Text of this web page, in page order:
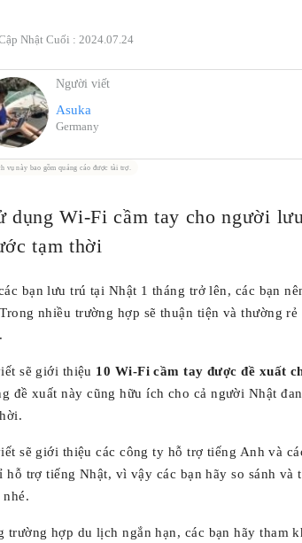
Nhật Cuối : 2024.07.24
Người viết
Asuka
Germany
vụ này bao gồm quảng cáo được tài trợ.
dụng Wi-Fi cầm tay cho người
tạm thời
bạn lưu trú tại Nhật 1 tháng trở lên, các bạn
nhiều trường hợp sẽ thuận tiện và thường
sẽ giới thiệu 10 Wi-Fi cầm tay được đề xuất
đề xuất này cũng hữu ích cho cả người Nhật
sẽ giới thiệu các công ty hỗ trợ tiếng Anh và
hỗ trợ tiếng Nhật, vì vậy các bạn hãy so sánh và
trường hợp du lịch ngắn hạn, các bạn hãy tham